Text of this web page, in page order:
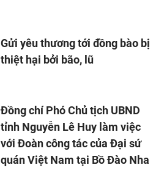
Gửi yêu thương tới đồng bào bị
thiệt hại bởi bão, lũ
Đồng chí Phó Chủ tịch UBND
tỉnh Nguyễn Lê Huy làm việc
với Đoàn công tác của Đại sứ
quán Việt Nam tại Bồ Đào Nha